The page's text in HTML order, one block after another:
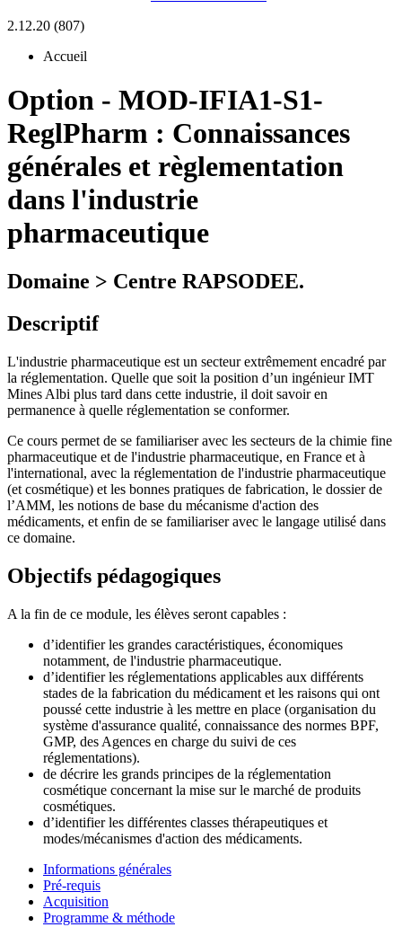
2.12.20 (807)
Accueil
Option - MOD-IFIA1-S1-
ReglPharm : Connaissances
générales et règlementation
dans l'industrie
pharmaceutique
Domaine > Centre RAPSODEE.
Descriptif
L'industrie pharmaceutique est un secteur extrêmement encadré par
la réglementation. Quelle que soit la position d’un ingénieur IMT
Mines Albi plus tard dans cette industrie, il doit savoir en
permanence à quelle réglementation se conformer.
Ce cours permet de se familiariser avec les secteurs de la chimie fine
pharmaceutique et de l'industrie pharmaceutique, en France et à
l'international, avec la réglementation de l'industrie pharmaceutique
(et cosmétique) et les bonnes pratiques de fabrication, le dossier de
l’AMM, les notions de base du mécanisme d'action des
médicaments, et enfin de se familiariser avec le langage utilisé dans
ce domaine.
Objectifs pédagogiques
A la fin de ce module, les élèves seront capables :
d’identifier les grandes caractéristiques, économiques
notamment, de l'industrie pharmaceutique.
d’identifier les réglementations applicables aux différents
stades de la fabrication du médicament et les raisons qui ont
poussé cette industrie à les mettre en place (organisation du
système d'assurance qualité, connaissance des normes BPF,
GMP, des Agences en charge du suivi de ces
réglementations).
de décrire les grands principes de la réglementation
cosmétique concernant la mise sur le marché de produits
cosmétiques.
d’identifier les différentes classes thérapeutiques et
modes/mécanismes d'action des médicaments.
Informations générales
Pré-requis
Acquisition
Programme & méthode